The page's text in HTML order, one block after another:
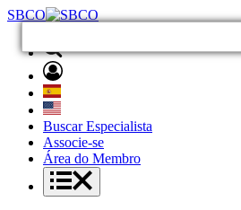
SBCO
Buscar Especialista
Associe-se
Área do Membro